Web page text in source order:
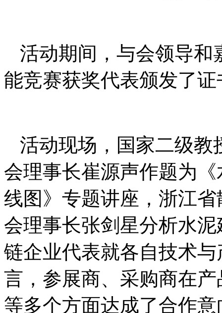
活动期间，与会领导和
能竞赛获奖代表颁发了证
活动现场，国家二级教
会理事长崔源声作题为
线图》专题讲座，浙江
会理事长张剑星分析水
链企业代表就各自技术
言，参展商、采购商在
等多个方面达成了合作意